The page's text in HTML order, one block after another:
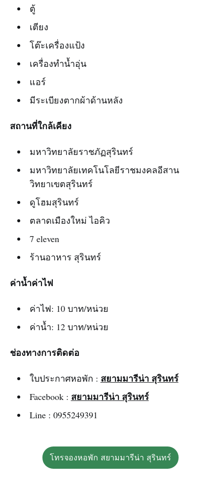
ตู้
เตียง
โต๊ะเครื่องแป้ง
เครื่องทำน้ำอุ่น
แอร์
มีระเบียงตากผ้าด้านหลัง
สถานที่ใกล้เคียง
มหาวิทยาลัยราชภัฏสุรินทร์
มหาวิทยาลัยเทคโนโลยีราชมงคลอีสาน
วิทยาเขตสุรินทร์
ดูโฮมสุรินทร์
ตลาดเมืองใหม่ ไอคิว
7 eleven
ร้านอาหาร สุรินทร์
ค่าน้ำค่าไฟ
ค่าไฟ: 10 บาท/หน่วย
ค่าน้ำ: 12 บาท/หน่วย
ช่องทางการติดต่อ
ใบประกาศหอพัก : สยามมารีน่า สุรินทร์
Facebook : สยามมารีน่า สุรินทร์
Line : 0955249391
โทรจองหอพัก สยามมารีน่า สุรินทร์